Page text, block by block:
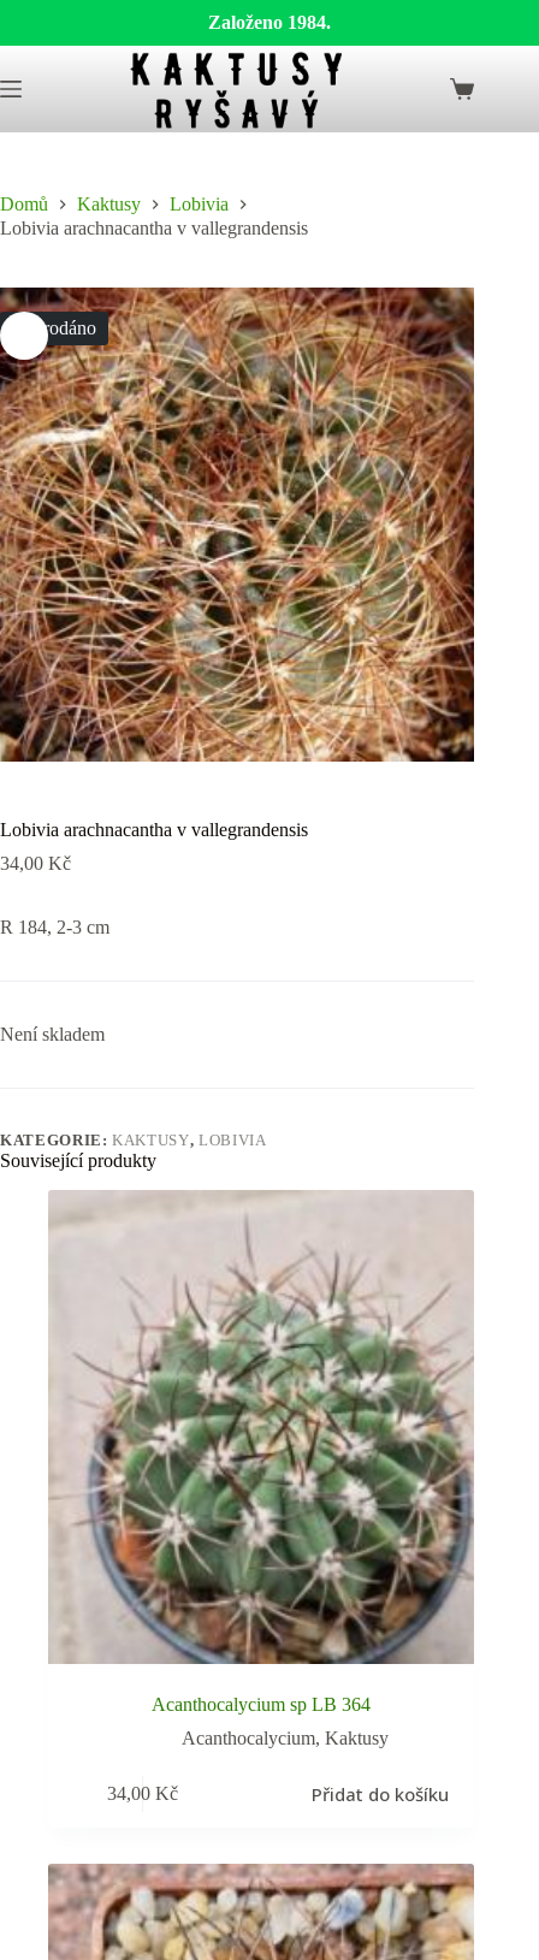
Založeno 1984.
to
content
Shopping
Domů Kaktusy
Lobivia
Lobivia arachnacantha v vallegrandensis
Vyprodáno
Lobivia arachnacantha v vallegrandensis
34,00 Kč
R 184, 2-3 cm
Není skladem
KATEGORIE:KAKTUSY,LOBIVIA
Související produkty
Acanthocalycium sp LB 364
Acanthocalycium,Kaktusy
34,00Kč Přidat do košíku